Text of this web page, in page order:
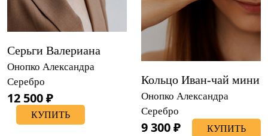
Серьги Валериана
Онопко Александра
Серебро
12 500 ₽
КУПИТЬ
Кольцо Иван-чай мини
Онопко Александра
Серебро
9 300 ₽ КУПИТЬ